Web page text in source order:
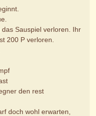
Sauspiel verloren. Ihr
200 P verloren.
den rest
doch wohl erwarten,